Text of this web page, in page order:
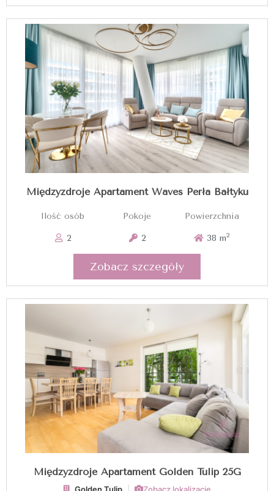
Międzyzdroje Apartament Waves Perła Bałtyku
Ilość osób
2
Pokoje
2
Powierzchnia
38 m2
Zobacz szczegóły
Międzyzdroje Apartament Golden Tulip 25G
Golden Tulip Zobacz lokalizację